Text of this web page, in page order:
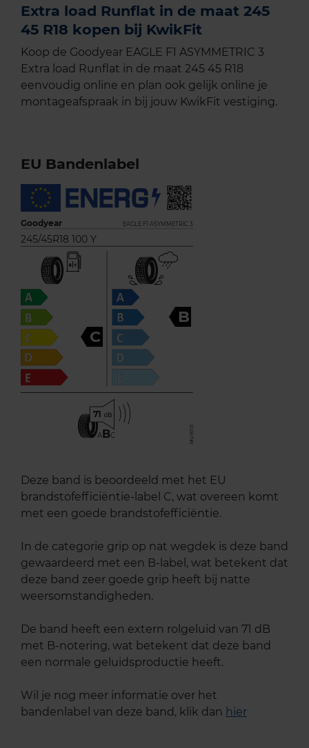
Extra load Runflat in de maat 245
45 R18 kopen bij KwikFit
Koop de Goodyear EAGLE F1 ASYMMETRIC 3
Extra load Runflat in de maat 245 45 R18
eenvoudig online en plan ook gelijk online je
montageafspraak in bij jouw KwikFit vestiging.
EU Bandenlabel
Goodyear EAGLE F1 ASYMMETRIC 3
245/45R18 100 Y
C
B
71
ABC
Deze band is beoordeeld met het EU
brandstofefficiëntie-label C, wat overeen komt
met een goede brandstofefficiëntie.
In de categorie grip op nat wegdek is deze band
gewaardeerd met een B-label, wat betekent dat
deze band zeer goede grip heeft bij natte
weersomstandigheden.
De band heeft een extern rolgeluid van 71 dB
met B-notering, wat betekent dat deze band
een normale geluidsproductie heeft.
Wil je nog meer informatie over het
bandenlabel van deze band, klik dan hier